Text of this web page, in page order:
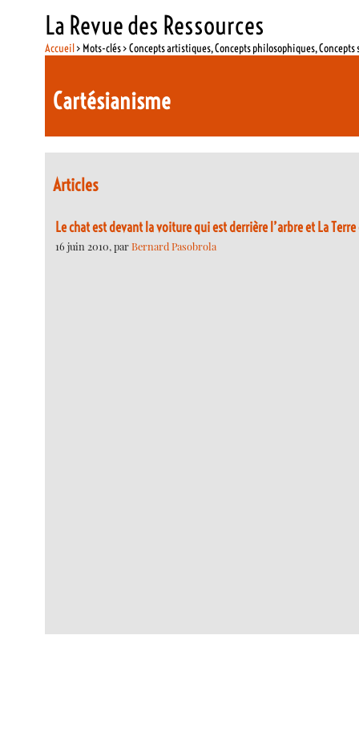
La Revue des Ressources
Accueil> Mots-clés > Concepts artistiques, Concepts philosophiques,
Cartésianisme
Articles
Le chat est devant la voiture qui est derrière l’arbre et La
16 juin 2010, parBernard Pasobrola